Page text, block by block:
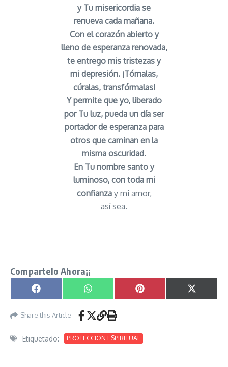
y Tu misericordia se
renueva cada mañana.
Con el corazón abierto y
lleno de esperanza renovada,
te entrego mis tristezas y
mi depresión. ¡Tómalas,
cúralas, transfórmalas!
Y permite que yo, liberado
por Tu luz, pueda un día ser
portador de esperanza para
otros que caminan en la
misma oscuridad.
En Tu nombre santo y
luminoso, con toda mi
confianza y mi amor,
así sea.
Compartelo Ahora¡¡
Compartir en
Facebook Compartir en
WhatsApp Compartir en
Pinterest
X
(Twitter)
Share this Article
Etiquetado: PROTECCION ESPIRITUAL